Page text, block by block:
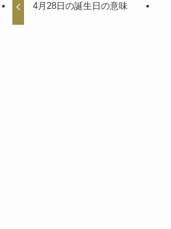
4月28日の誕生日の意味